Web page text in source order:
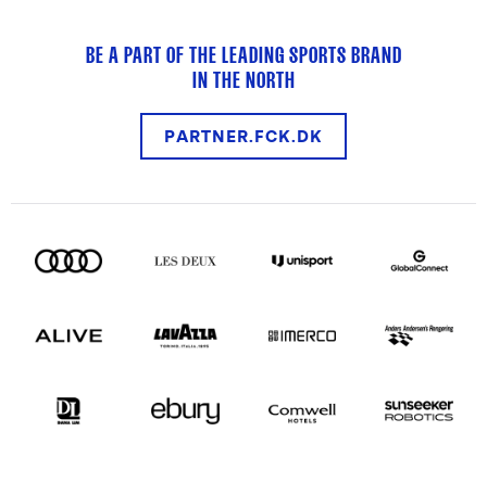
BE A PART OF THE LEADING SPORTS BRAND
IN THE NORTH
PARTNER.FCK.DK